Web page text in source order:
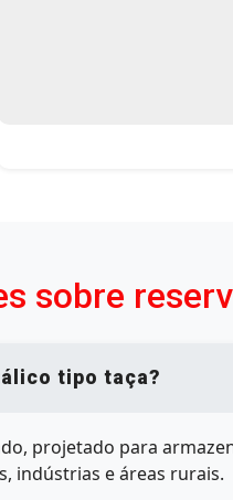
sobre
tipo taça?
projetado para
indústrias e áreas rurais.